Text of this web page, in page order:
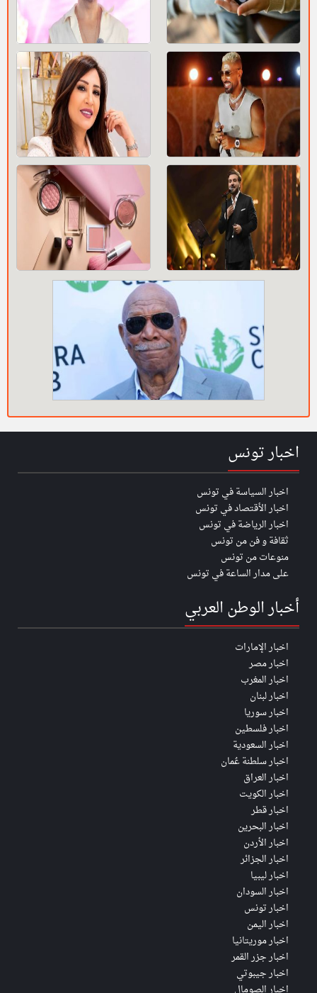
اخبار تونس
اخبار السياسة في تونس
اخبار الأقتصاد في تونس
اخبار الرياضة في تونس
ثقافة و فن من تونس
منوعات من تونس
على مدار الساعة في تونس
أخبار الوطن العربي
اخبار الإمارات
اخبار مصر
اخبار المغرب
اخبار لبنان
اخبار سوريا
اخبار فلسطين
اخبار السعودية
اخبار سلطنة عُمان
اخبار العراق
اخبار الكويت
اخبار قطر
اخبار البحرين
اخبار الأردن
اخبار الجزائر
اخبار ليبيا
اخبار السودان
اخبار تونس
اخبار اليمن
اخبار موريتانيا
اخبار جزر القمر
اخبار جيبوتي